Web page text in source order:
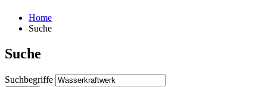
Home
Suche
Suche
Suchbegriffe